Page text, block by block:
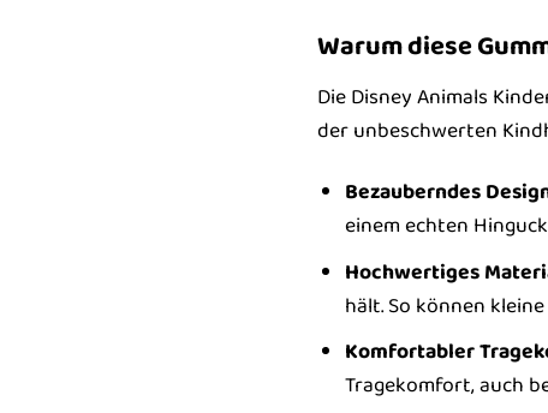
Warum diese
Die Disney Animals
der unbeschwerten
Bezauberndes
einem echten
Hochwertiges
hält. So können
Komfortabler
Tragekomfort, auch